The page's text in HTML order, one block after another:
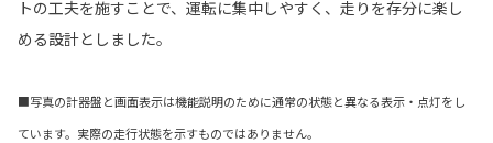
トの工夫を施すことで、運転に集中しやすく、走りを存分に楽し
める設計としました。
■写真の計器盤と画面表示は機能説明のために通常の状態と異なる表示・点灯をし
ています。実際の走行状態を示すものではありません。